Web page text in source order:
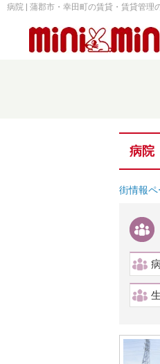
病院 | 蒲郡市・幸田町の賃貸・賃貸管理
病院
街情報